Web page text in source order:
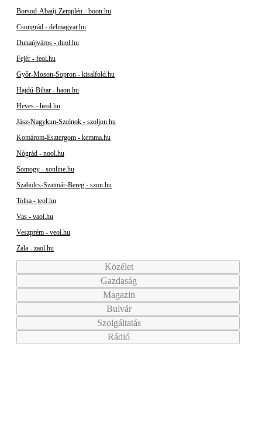
Borsod-Abaúj-Zemplén - boon.hu
Csongrád - delmagyar.hu
Dunaújváros - duol.hu
Fejér - feol.hu
Győr-Moson-Sopron - kisalfold.hu
Hajdú-Bihar - haon.hu
Heves - heol.hu
Jász-Nagykun-Szolnok - szoljon.hu
Komárom-Esztergom - kemma.hu
Nógrád - nool.hu
Somogy - sonline.hu
Szabolcs-Szatmár-Bereg - szon.hu
Tolna - teol.hu
Vas - vaol.hu
Veszprém - veol.hu
Zala - zaol.hu
Közélet
Gazdaság
Magazin
Bulvár
Szolgáltatás
Rádió